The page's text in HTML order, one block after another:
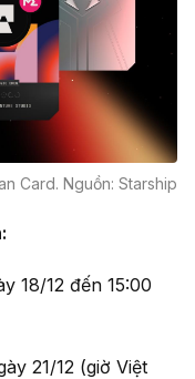
Card. Nguồn: Starship
18/12 đến 15:00
21/12 (giờ Việt